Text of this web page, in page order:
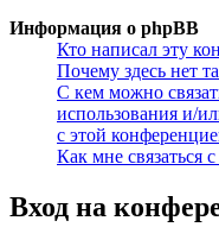
Информация о phpBB
Кто написал эту
Почему здесь нет
С кем можно
использования и/
с этой
Как мне связаться
Вход на